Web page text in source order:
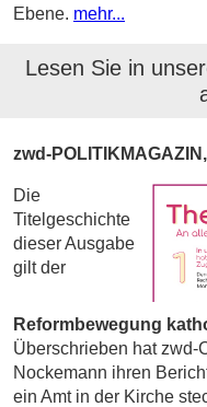
Ebene. mehr...
Lesen Sie in
zwd-
Die
Titelgeschichte
dieser Ausgabe
gilt der
Reformbewegung
Überschrieben hat zwd-
Nockemann ihren
ein Amt in der Kirche